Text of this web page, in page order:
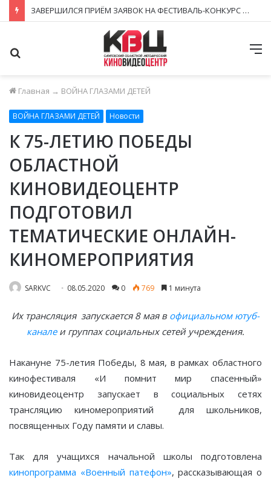
ЗАВЕРШИЛСЯ ПРИЁМ ЗАЯВОК НА ФЕСТИВАЛЬ-КОНКУРС «КИНОВЕРТИКАЛЬ 2026»
Главная → ВОЙНА ГЛАЗАМИ ДЕТЕЙ
ВОЙНА ГЛАЗАМИ ДЕТЕЙ Новости
К 75-ЛЕТИЮ ПОБЕДЫ
ОБЛАСТНОЙ
КИНОВИДЕОЦЕНТР
ПОДГОТОВИЛ
ТЕМАТИЧЕСКИЕ ОНЛАЙН-
КИНОМЕРОПРИЯТИЯ
SARKVC 08.05.2020 0 769 1 минута
Их трансляция запускается 8 мая в официальном ютуб-
каналеи группах социальных сетей учреждения.
Накануне 75-летия Победы, 8 мая, в рамках областного
кинофестиваля «И помнит мир спасенный»
киновидеоцентр запускает в социальных сетях
трансляцию киномероприятий для школьников,
посвященных Году памяти и славы.
Так для учащихся начальной школы подготовлена
кинопрограмма «Военный патефон», рассказывающая о